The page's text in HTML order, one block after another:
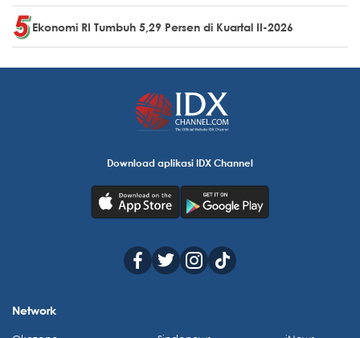
Ekonomi RI Tumbuh 5,29 Persen di Kuartal II-2026
Download aplikasi IDX Channel
Network